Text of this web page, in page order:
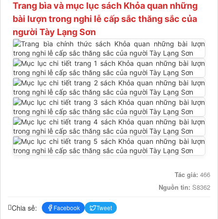
Trang bìa và mục lục sách Khỏa quan những
bài lượn trong nghi lễ cấp sắc thăng sắc của
người Tày Lạng Sơn
Tác giả: 466
Nguồn tin: S8362
Chia sẻ: Facebook Tweet